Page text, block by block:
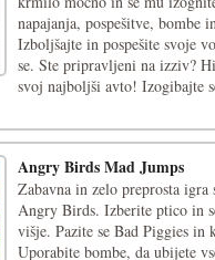
napajanja, pospešitve, bombe
Izboljšajte in pospešite svoje
se. Ste pripravljeni na izziv?
svoj najboljši avto! Izogibajte
Angry Birds Mad Jumps
Zabavna in zelo preprosta igra
Angry Birds. Izberite ptico in
višje. Pazite se Bad Piggies in
Uporabite bombe, da ubijete